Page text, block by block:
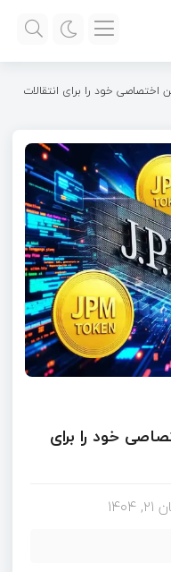
خود را برای انتقالات
خود را برای
۱۴۰۴